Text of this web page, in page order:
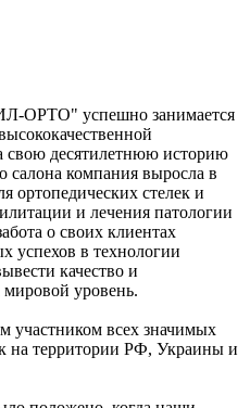
ОРТО" успешно занимается
свою десятилетнюю историю
салона компания выросла в
ортопедических стелек и
и лечения патологии
о своих клиентах
успехов в технологии
качество и
уровень.
участником всех значимых
на территории РФ, Украины и